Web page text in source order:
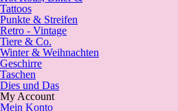
Tattoos
Punkte & Streifen
Retro - Vintage
Tiere & Co.
Winter & Weihnachten
Geschirre
Taschen
Dies und Das
My Account
Mein Konto